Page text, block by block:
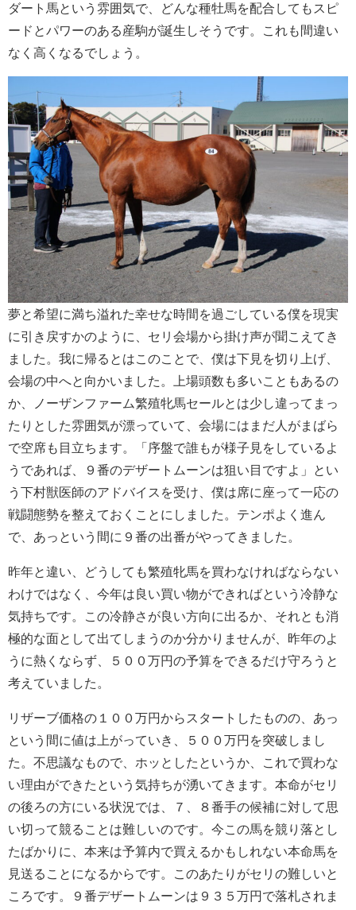
ダート馬という雰囲気で、どんな種牡馬を配合してもスピ
ードとパワーのある産駒が誕生しそうです。これも間違い
なく高くなるでしょう。
夢と希望に満ち溢れた幸せな時間を過ごしている僕を現実
に引き戻すかのように、セリ会場から掛け声が聞こえてき
ました。我に帰るとはこのことで、僕は下見を切り上げ、
会場の中へと向かいました。上場頭数も多いこともあるの
か、ノーザンファーム繁殖牝馬セールとは少し違ってまっ
たりとした雰囲気が漂っていて、会場にはまだ人がまばら
で空席も目立ちます。「序盤で誰もが様子見をしているよ
うであれば、９番のデザートムーンは狙い目ですよ」とい
う下村獣医師のアドバイスを受け、僕は席に座って一応の
戦闘態勢を整えておくことにしました。テンポよく進ん
で、あっという間に９番の出番がやってきました。
昨年と違い、どうしても繁殖牝馬を買わなければならない
わけではなく、今年は良い買い物ができればという冷静な
気持ちです。この冷静さが良い方向に出るか、それとも消
極的な面として出てしまうのか分かりませんが、昨年のよ
うに熱くならず、５００万円の予算をできるだけ守ろうと
考えていました。
リザーブ価格の１００万円からスタートしたものの、あっ
という間に値は上がっていき、５００万円を突破しまし
た。不思議なもので、ホッとしたというか、これで買わな
い理由ができたという気持ちが湧いてきます。本命がセリ
の後ろの方にいる状況では、７、８番手の候補に対して思
い切って競ることは難しいのです。今この馬を競り落とし
たばかりに、本来は予算内で買えるかもしれない本命馬を
見送ることになるからです。このあたりがセリの難しいと
ころです。９番デザートムーンは９３５万円で落札されま